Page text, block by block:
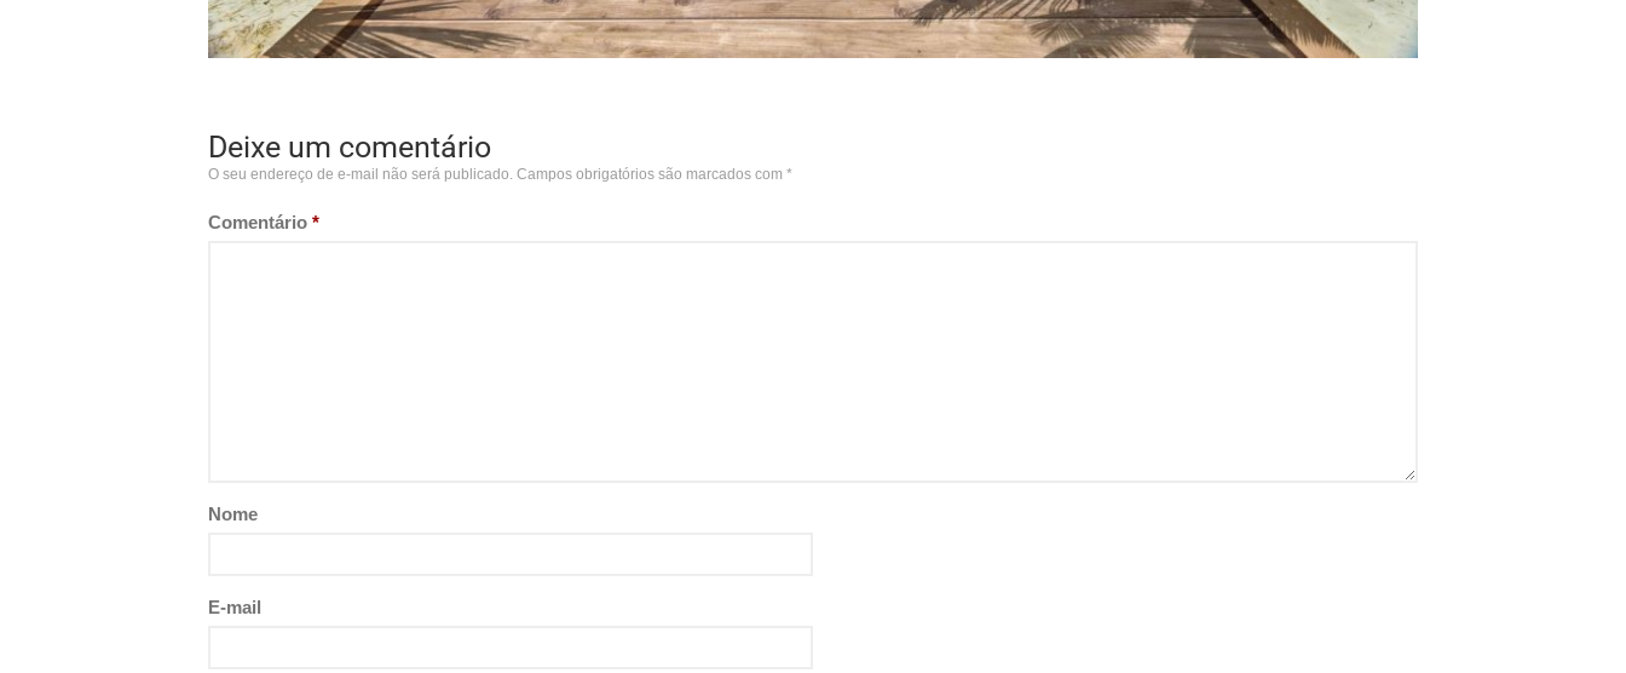
Deixe um comentário
O seu endereço de e-mail não será publicado. Campos obrigatórios são marcados com *
Comentário *
Nome
E-mail